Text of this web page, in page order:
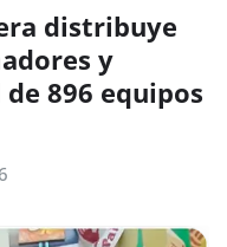
distribuye
y
896 equipos